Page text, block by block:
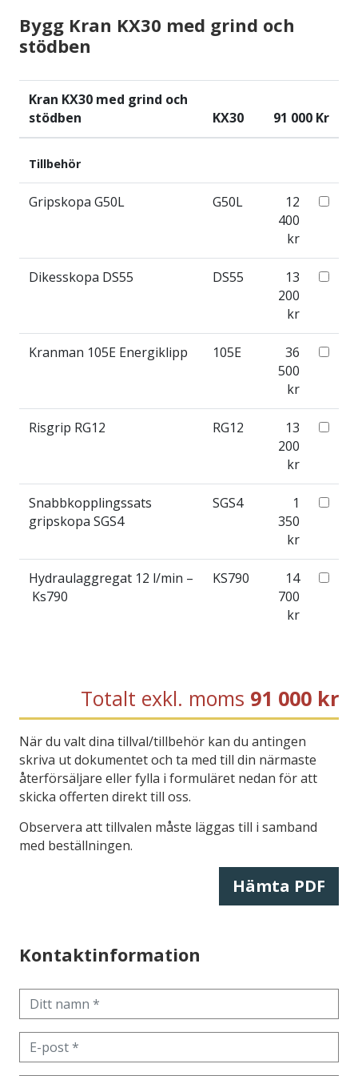
Bygg Kran KX30 med grind och
stödben
Kran KX30 med grind och
stödben
KX30 91 000 Kr
Tillbehör
Gripskopa G50L G50L
12
400
kr
Dikesskopa DS55 DS55
13
200
kr
Kranman 105E Energiklipp 105E
36
500
kr
Risgrip RG12 RG12
13
200
kr
Snabbkopplingssats
gripskopa SGS4
SGS4
1
350
kr
Hydraulaggregat 12 l/min –
Ks790
KS790
14
700
kr
Totalt exkl. moms 91 000 kr
När du valt dina tillval/tillbehör kan du antingen
skriva ut dokumentet och ta med till din närmaste
återförsäljare eller fylla i formuläret nedan för att
skicka offerten direkt till oss.
Observera att tillvalen måste läggas till i samband
med beställningen.
Hämta PDF
Kontaktinformation